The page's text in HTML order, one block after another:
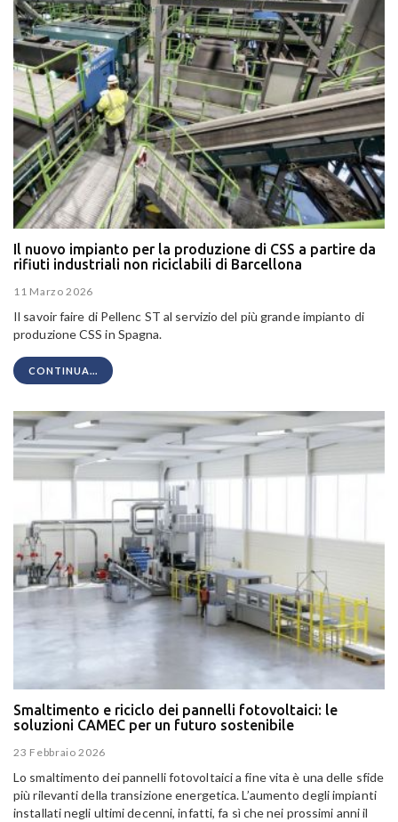
Il nuovo impianto per la produzione di CSS a partire da
rifiuti industriali non riciclabili di Barcellona
11 Marzo 2026
Il savoir faire di Pellenc ST al servizio del più grande impianto di
produzione CSS in Spagna.
CONTINUA...
Smaltimento e riciclo dei pannelli fotovoltaici: le
soluzioni CAMEC per un futuro sostenibile
23 Febbraio 2026
Lo smaltimento dei pannelli fotovoltaici a fine vita è una delle sfide
più rilevanti della transizione energetica. L’aumento degli impianti
installati negli ultimi decenni, infatti, fa sì che nei prossimi anni il